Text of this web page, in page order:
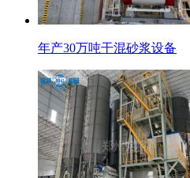
年产30万吨干混砂浆设备